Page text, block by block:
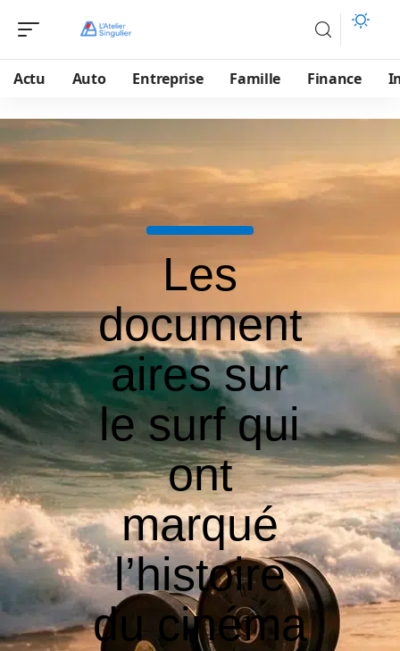
Actu Auto Entreprise Famille Finance
Les
document
aires sur
le surf qui
ont
marqué
l’histoire
du cinéma